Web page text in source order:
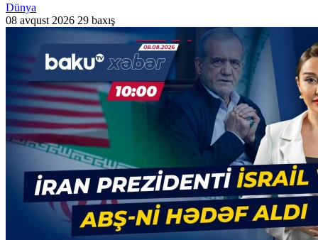
Dünya
08 avqust 2026 29 baxış